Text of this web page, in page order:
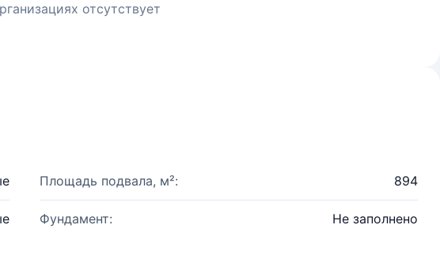
отсутствует
Площадь подвала, м²: 894
Фундамент: Не заполнено